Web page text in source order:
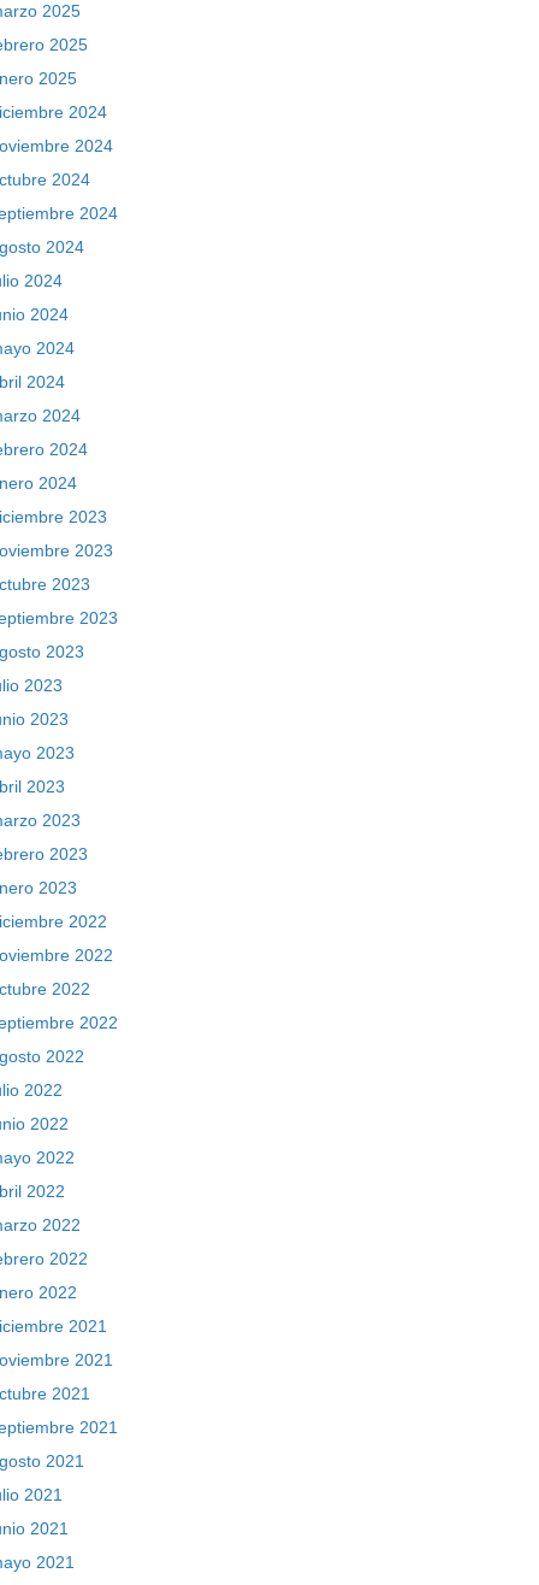
2025
2025
2025
2024
2024
2024
2024
2024
2024
2024
2024
2024
2024
2024
2024
2023
2023
2023
2023
2023
2023
2023
2023
2023
2023
2023
2023
2022
2022
2022
2022
2022
2022
2022
2022
2022
2022
2022
2022
2021
2021
2021
2021
2021
2021
2021
2021